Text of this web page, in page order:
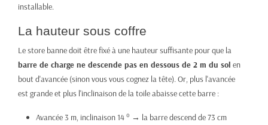
installable.
La hauteur sous coffre
Le store banne doit être fixé à une hauteur suffisante pour que la
barre de charge ne descende pas en dessous de 2 m du sol en
bout d'avancée (sinon vous vous cognez la tête). Or, plus l'avancée
est grande et plus l'inclinaison de la toile abaisse cette barre :
Avancée 3 m, inclinaison 14 ° → la barre descend de 73 cm